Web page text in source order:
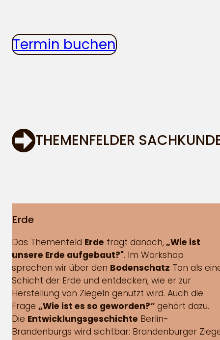
Termin buchen
THEMENFELDER
Erde
Das Themenfeld Erde fragt danach,„Wie ist
unsere Erde aufgebaut?". Im Workshop
sprechen wir über den Bodenschatz Ton als
Schicht der Erde und entdecken, wie er zur
Herstellung von Ziegeln genutzt wird. Auch die
Frage „Wie ist es so geworden?“ gehört dazu.
Die Entwicklungsgeschichte Berlin-
Brandenburgs wird sichtbar: Brandenburger